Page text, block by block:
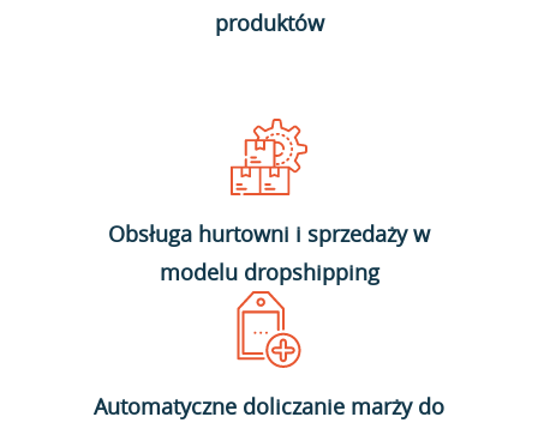
produktów
Obsługa hurtowni i sprzedaży w
modelu dropshipping
Automatyczne doliczanie marży do